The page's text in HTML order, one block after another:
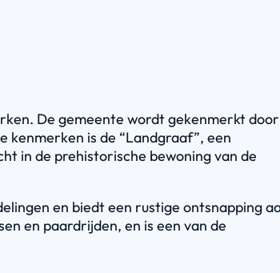
De gemeente wordt gekenmerkt door
kenmerken is de “Landgraaf”, een
in de prehistorische bewoning van de
en biedt een rustige ontsnapping
en paardrijden, en is een van de